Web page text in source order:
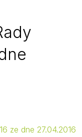
ze dne 27.04.2016